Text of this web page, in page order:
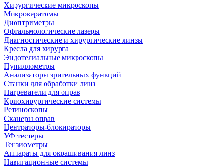
Хирургические микроскопы
Микрокератомы
Диоптриметры
Офтальмологические лазеры
Диагностические и хирургические линзы
Кресла для хирурга
Эндотелиальные микроскопы
Пупиллометры
Анализаторы зрительных функций
Станки для обработки линз
Нагреватели для оправ
Криохирургические системы
Ретиноскопы
Сканеры оправ
Центраторы-блокираторы
УФ-тестеры
Тензиометры
Аппараты для окрашивания линз
Навигационные системы